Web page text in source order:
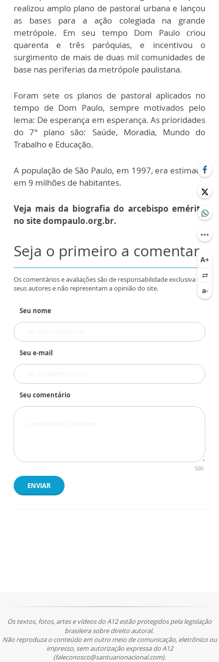
realizou amplo plano de pastoral urbana e lançou
as bases para a ação colegiada na grande
metrópole. Em seu tempo Dom Paulo criou
quarenta e três paróquias, e incentivou o
surgimento de mais de duas mil comunidades de
base nas periferias da metrópole paulistana.
Foram sete os planos de pastoral aplicados no
tempo de Dom Paulo, sempre motivados pelo
lema: De esperança em esperança. As prioridades
do 7° plano são: Saúde, Moradia, Mundo do
Trabalho e Educação.
A população de São Paulo, em 1997, era estimada
em 9 milhões de habitantes.
Veja mais da biografia do arcebispo emérito
no site dompaulo.org.br.
Seja o primeiro a comentar
Os comentários e avaliações são de responsabilidade exclusiva de
seus autores e não representam a opinião do site.
Seu nome
Seu e-mail
Seu comentário
500
ENVIAR
Os textos, fotos, artes e vídeos do A12 estão protegidos pela legislação
brasileira sobre direito autoral.
Não reproduza o conteúdo em outro meio de comunicação, eletrônico ou
impresso, sem autorização expressa do A12
(faleconosco@santuarionacional.com).